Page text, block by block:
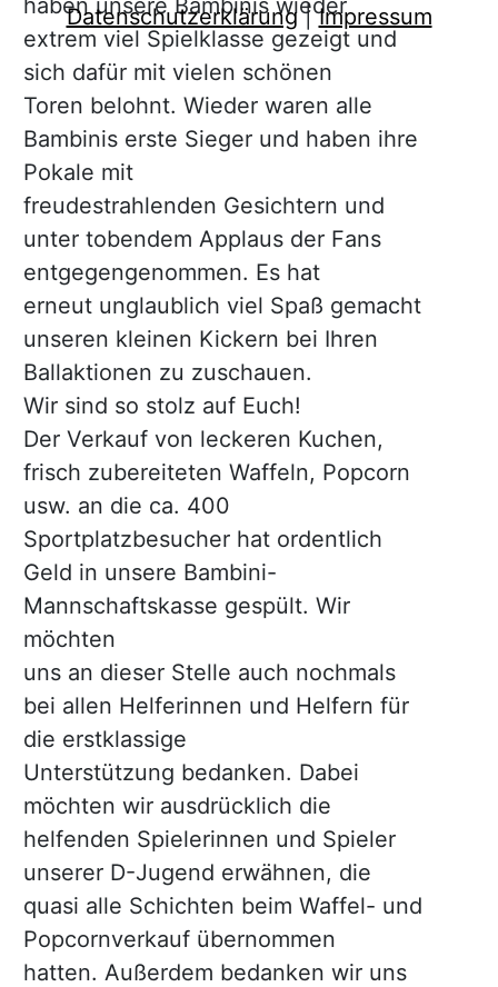
haben unsere Bambinis wieder
extrem viel Spielklasse gezeigt und
sich dafür mit vielen schönen
Toren belohnt. Wieder waren alle
Bambinis erste Sieger und haben ihre
Pokale mit
freudestrahlenden Gesichtern und
unter tobendem Applaus der Fans
entgegengenommen. Es hat
erneut unglaublich viel Spaß gemacht
unseren kleinen Kickern bei Ihren
Ballaktionen zu zuschauen.
Wir sind so stolz auf Euch!
Der Verkauf von leckeren Kuchen,
frisch zubereiteten Waffeln, Popcorn
usw. an die ca. 400
Sportplatzbesucher hat ordentlich
Geld in unsere Bambini-
Mannschaftskasse gespült. Wir
möchten
uns an dieser Stelle auch nochmals
bei allen Helferinnen und Helfern für
die erstklassige
Unterstützung bedanken. Dabei
möchten wir ausdrücklich die
helfenden Spielerinnen und Spieler
unserer D-Jugend erwähnen, die
quasi alle Schichten beim Waffel- und
Popcornverkauf übernommen
hatten. Außerdem bedanken wir uns
Datenschutzerklärung|Impressum